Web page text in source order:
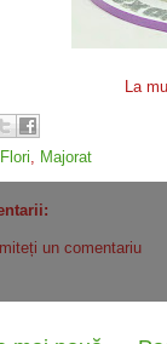
La
Flori, Majorat
un comentariu